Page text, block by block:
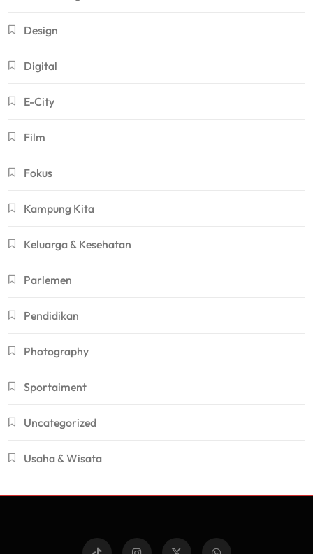
Design
Digital
E-City
Film
Fokus
Kampung Kita
Keluarga & Kesehatan
Parlemen
Pendidikan
Photography
Sportaiment
Uncategorized
Usaha & Wisata